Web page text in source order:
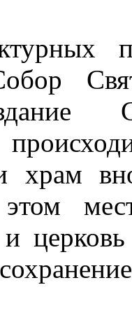
храм
и